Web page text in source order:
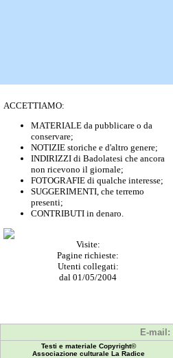
ACCETTIAMO:
MATERIALE da pubblicare o da
conservare;
NOTIZIE storiche e d'altro genere;
INDIRIZZI di Badolatesi che ancora
non ricevono il giornale;
FOTOGRAFIE di qualche interesse;
SUGGERIMENTI, che terremo
presenti;
CONTRIBUTI in denaro.
Visite:
Pagine richieste:
Utenti collegati:
dal 01/05/2004
E-mail:
Testi e materiale Copyright©
Associazione culturale La Radice